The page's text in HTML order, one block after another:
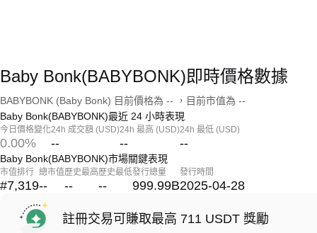
Baby Bonk(BABYBONK)即時價格數據
BABYBONK (Baby Bonk) 目前價格為 -- ，目前市值為 --
Baby Bonk(BABYBONK)最近 24 小時表現
今日價格變化
0.00%
24h 成交額 (USD)
--
24h 最高 (USD)
--
24h 最低 (USD)
--
Baby Bonk(BABYBONK)市場關鍵表現
市值排行
#7,319
總市值
--
歷史最高
--
歷史最低
--
發行總量
999.99B
發行時間
2025-04-28
註冊交易可賺取最高 711 USDT 獎勵